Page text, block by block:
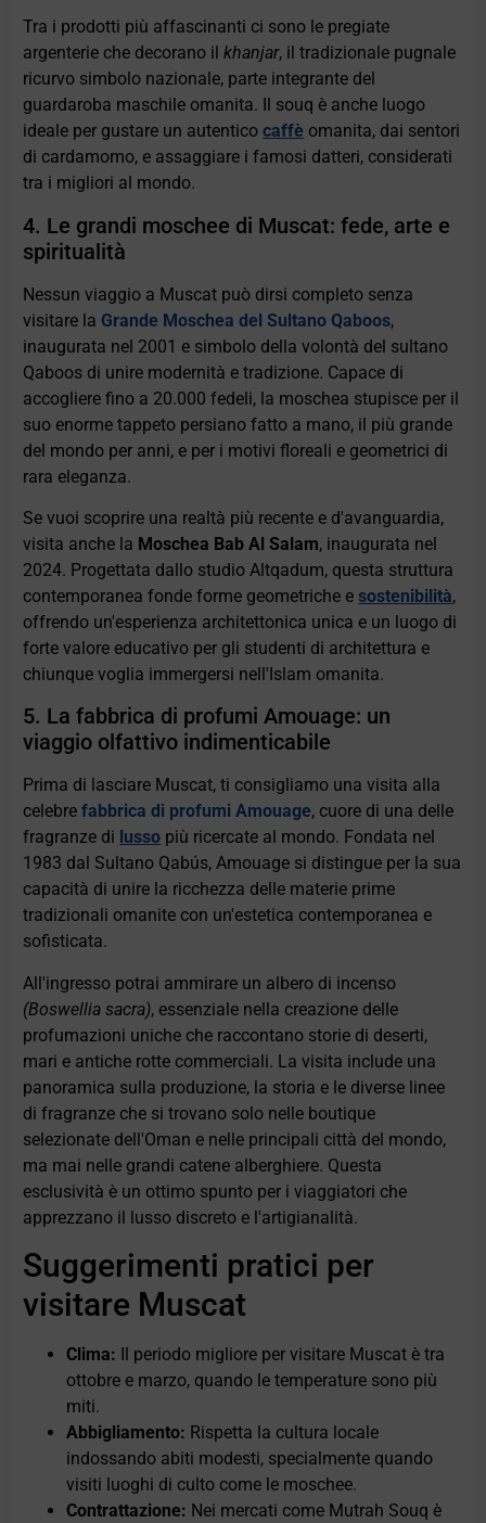
Tra i prodotti più affascinanti ci sono le pregiate
argenterie che decorano ilkhanjar, il tradizionale pugnale
ricurvo simbolo nazionale, parte integrante del
guardaroba maschile omanita. Il souq è anche luogo
ideale per gustare un autenticocaffè omanita, dai sentori
di cardamomo, e assaggiare i famosi datteri, considerati
tra i migliori al mondo.
4. Le grandi moschee di Muscat: fede, arte e
spiritualità
Nessun viaggio a Muscat può dirsi completo senza
visitare la Grande Moschea del Sultano Qaboos,
inaugurata nel 2001 e simbolo della volontà del sultano
Qaboos di unire modernità e tradizione. Capace di
accogliere fino a 20.000 fedeli, la moschea stupisce per il
suo enorme tappeto persiano fatto a mano, il più grande
del mondo per anni, e per i motivi floreali e geometrici di
rara eleganza.
Se vuoi scoprire una realtà più recente e d'avanguardia,
visita anche la Moschea Bab Al Salam, inaugurata nel
2024. Progettata dallo studio Altqadum, questa struttura
contemporanea fonde forme geometriche esostenibilità,
offrendo un'esperienza architettonica unica e un luogo di
forte valore educativo per gli studenti di architettura e
chiunque voglia immergersi nell'Islam omanita.
5. La fabbrica di profumi Amouage: un
viaggio olfattivo indimenticabile
Prima di lasciare Muscat, ti consigliamo una visita alla
celebrefabbrica di profumi Amouage, cuore di una delle
fragranze di lusso più ricercate al mondo. Fondata nel
1983 dal Sultano Qabús, Amouage si distingue per la sua
capacità di unire la ricchezza delle materie prime
tradizionali omanite con un'estetica contemporanea e
sofisticata.
All'ingresso potrai ammirare un albero di incenso
(Boswellia sacra), essenziale nella creazione delle
profumazioni uniche che raccontano storie di deserti,
mari e antiche rotte commerciali. La visita include una
panoramica sulla produzione, la storia e le diverse linee
di fragranze che si trovano solo nelle boutique
selezionate dell'Oman e nelle principali città del mondo,
ma mai nelle grandi catene alberghiere. Questa
esclusività è un ottimo spunto per i viaggiatori che
apprezzano il lusso discreto e l'artigianalità.
Suggerimenti pratici per
visitare Muscat
Clima: Il periodo migliore per visitare Muscat è tra
ottobre e marzo, quando le temperature sono più
miti.
Abbigliamento: Rispetta la cultura locale
indossando abiti modesti, specialmente quando
visiti luoghi di culto come le moschee.
Contrattazione: Nei mercati come Mutrah Souq è